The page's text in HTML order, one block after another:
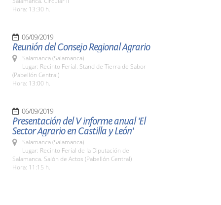
Hora: 13:30 h.
06/09/2019
Reunión del Consejo Regional Agrario
Salamanca (Salamanca)
Lugar: Recinto Ferial. Stand de Tierra de Sabor
(Pabellón Central)
Hora: 13:00 h.
06/09/2019
Presentación del V informe anual 'El
Sector Agrario en Castilla y León'
Salamanca (Salamanca)
Lugar: Recinto Ferial de la Diputación de
Salamanca. Salón de Actos (Pabellón Central)
Hora: 11:15 h.